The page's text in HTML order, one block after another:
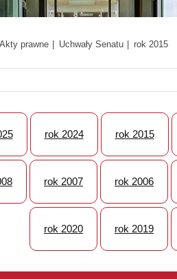
Akty prawne Uchwały Senatu rok 2015
rok 2024 rok 2015
rok 2007 rok 2006
rok 2020 rok 2019